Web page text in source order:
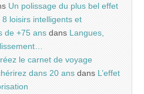
Un polissage du plus bel effet
loisirs intelligents et
de +75 ans dans Langues,
le carnet de voyage
dans 20 ans dans L’effet